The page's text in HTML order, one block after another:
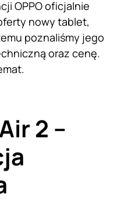
OPPO oficjalnie
nowy tablet,
poznaliśmy jego
oraz cenę.
2 –